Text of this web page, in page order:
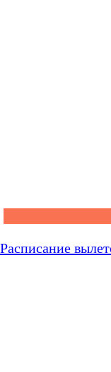
Расписание